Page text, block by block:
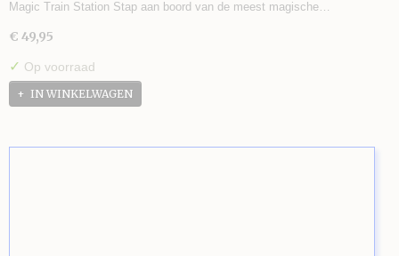
Magic Train Station Stap aan boord van de meest magische…
€ 49,95
✓ Op voorraad
IN WINKELWAGEN